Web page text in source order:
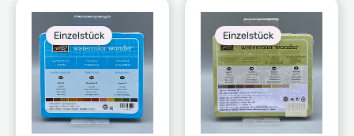
Einzelstück Einzelstück